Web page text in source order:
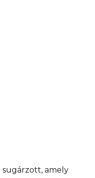
sugárzott, amely